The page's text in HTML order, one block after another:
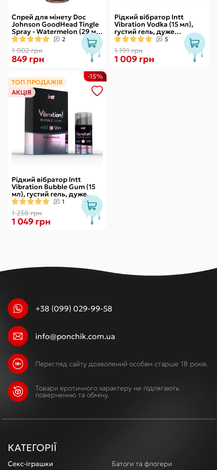
Спрей для мінету Doc
Johnson GoodHead Tingle
Spray - Watermelon (29 мл)
зі стимулювальним
ефектом
2
1 002 грн
849 грн
Рідкий вібратор Intt
Vibration Vodka (15 мл),
густий гель, дуже
смачний, діє до 30 хвилин
5
1 191 грн
1 009 грн
ТОП ПРОДАЖІВ
АКЦІЯ
Рідкий вібратор Intt
Vibration Bubble Gum (15
мл), густий гель, дуже
смачний, діє до 30 хвилин
1
1 238 грн
-15%
1 049 грн
+38 (099) 029-99-58
info@ponchik.com.ua
Перегляд сайту дозволений особам старше 18 років.
Товари еротичного характеру не підлягають
поверненню та обміну.
КАТЕГОРІЇ
Секс-іграшки
Батоги та флогери